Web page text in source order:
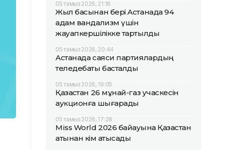
05 тамыз 2026, 21:16
Жыл басынан бері Астанада 94
адам вандализм үшін
жауапкершілікке тартылды
05 тамыз 2026, 20:44
Астанада саяси партиялардың
теледебаты басталды
05 тамыз 2026, 19:05
Қазақстан 26 мұнай-газ учаскесін
аукционға шығарады
05 тамыз 2026, 17:28
Miss World 2026 байқауына Қазақстан
атынан кім қатысады